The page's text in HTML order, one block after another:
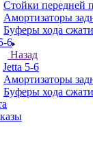
Стойки передней
Амортизаторы
Буферы хода
6
Назад
Jetta 5-6
Амортизаторы
Буферы хода